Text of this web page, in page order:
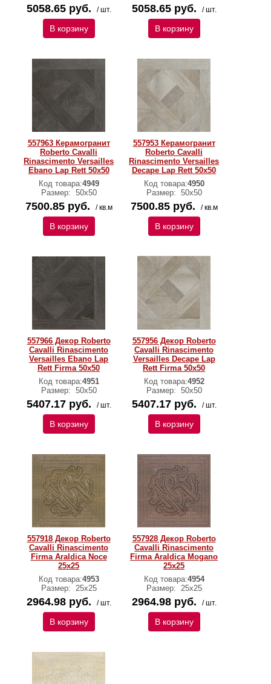
5058.65 руб. / шт.
В корзину
5058.65 руб. / шт.
В корзину
557963 Керамогранит
Roberto Cavalli
Rinascimento Versailles
Ebano Lap Rett 50x50
Код товара:4949
Размер: 50x50
7500.85 руб. / кв.м
В корзину
557953 Керамогранит
Roberto Cavalli
Rinascimento Versailles
Decape Lap Rett 50x50
Код товара:4950
Размер: 50x50
7500.85 руб. / кв.м
В корзину
557966 Декор Roberto
Cavalli Rinascimento
Versailles Ebano Lap
Rett Firma 50x50
Код товара:4951
Размер: 50x50
5407.17 руб. / шт.
В корзину
557956 Декор Roberto
Cavalli Rinascimento
Versailles Decape Lap
Rett Firma 50x50
Код товара:4952
Размер: 50x50
5407.17 руб. / шт.
В корзину
557918 Декор Roberto
Cavalli Rinascimento
Firma Araldica Noce
25x25
Код товара:4953
Размер: 25x25
2964.98 руб. / шт.
В корзину
557928 Декор Roberto
Cavalli Rinascimento
Firma Araldica Mogano
25x25
Код товара:4954
Размер: 25x25
2964.98 руб. / шт.
В корзину